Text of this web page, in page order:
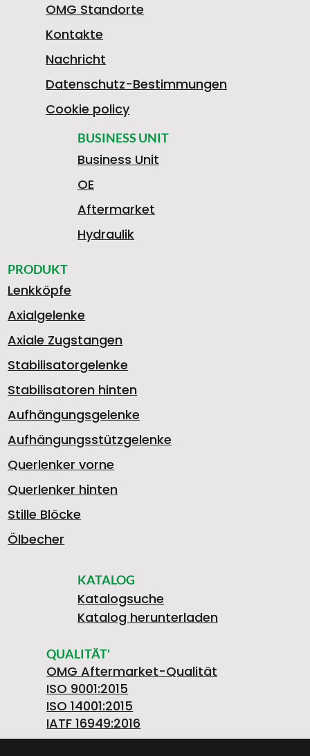
BUSINESS UNIT
Business Unit
OE
Aftermarket
Hydraulik
PRODUKT
Lenkköpfe
Axialgelenke
Axiale Zugstangen
Stabilisatorgelenke
Stabilisatoren hinten
Aufhängungsgelenke
Aufhängungsstützgelenke
Querlenker vorne
Querlenker hinten
Stille Blöcke
Ölbecher
KATALOG
Katalogsuche
Katalog herunterladen
QUALITÄT'
OMG Aftermarket-Qualität
ISO 9001:2015
ISO 14001:2015
IATF 16949:2016
OMG Standorte
Kontakte
Nachricht
Datenschutz-Bestimmungen
Cookie policy